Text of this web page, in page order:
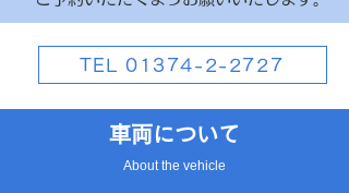
TEL 01374-2-2727
車両について
About the vehicle